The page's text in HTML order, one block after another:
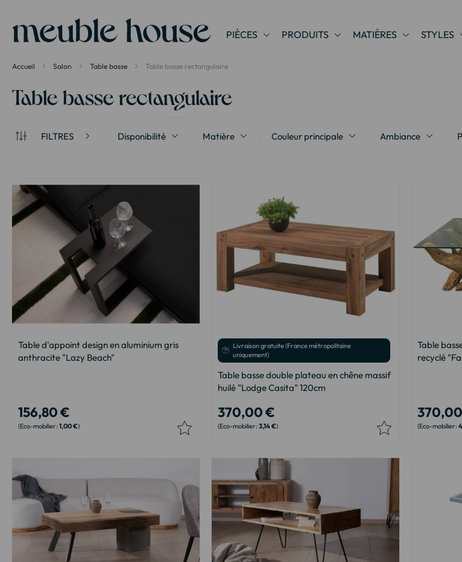
PIÈCES PRODUITS MATIÈRES STYLES
Accueil Salon Table basse Table basse rectangulaire
Table basse rectangulaire
FILTRES Disponibilité Matière Couleur principale Ambiance
Table d'appoint design en aluminium gris
anthracite "Lazy Beach"
156,80 €
1,00 €
Livraison gratuite (France métropolitaine
uniquement)
Table basse double plateau en chêne massif
huilé "Lodge Casita" 120cm
370,00 €
3,14 €
Table
recyclé